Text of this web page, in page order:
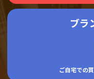
ブラ
ご自宅での